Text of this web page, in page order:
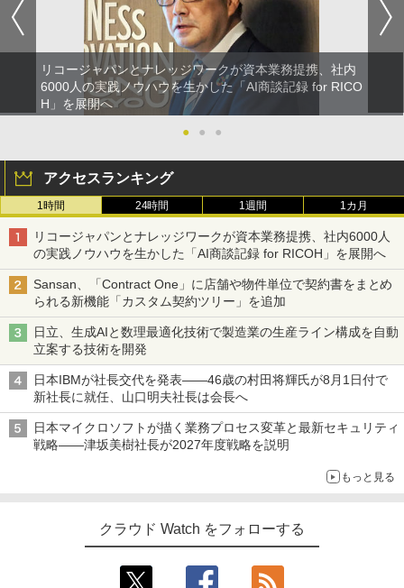
リコージャパンとナレッジワークが資本業務提携、社内
6000人の実践ノウハウを生かした「AI商談記録 for RICO
H」を展開へ
●
● ●
アクセスランキング
1時間 24時間 1週間 1カ月
リコージャパンとナレッジワークが資本業務提携、社内6000人
の実践ノウハウを生かした「AI商談記録 for RICOH」を展開へ
Sansan、「Contract One」に店舗や物件単位で契約書をまとめ
られる新機能「カスタム契約ツリー」を追加
日立、生成AIと数理最適化技術で製造業の生産ライン構成を自動
立案する技術を開発
日本IBMが社長交代を発表――46歳の村田将輝氏が8月1日付で
新社長に就任、山口明夫社長は会長へ
日本マイクロソフトが描く業務プロセス変革と最新セキュリティ
戦略――津坂美樹社長が2027年度戦略を説明
もっと見る
クラウド Watch をフォローする